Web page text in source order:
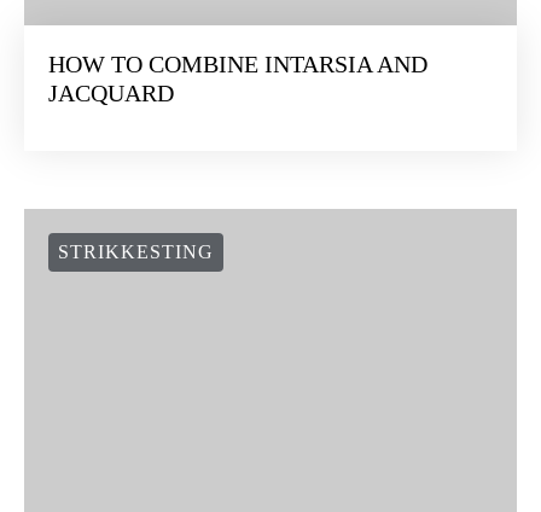
HOW TO COMBINE INTARSIA AND
JACQUARD
STRIKKESTING